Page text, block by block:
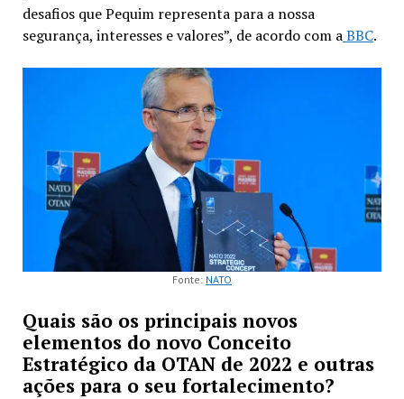
desafios que Pequim representa para a nossa
segurança, interesses e valores”, de acordo com aBBC.
Fonte: NATO
Quais são os principais novos
elementos do novo Conceito
Estratégico da OTAN de 2022 e outras
ações para o seu fortalecimento?